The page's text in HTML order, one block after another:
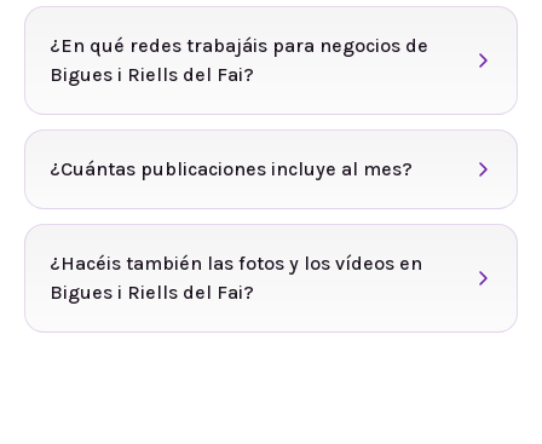
¿En qué redes trabajáis para negocios de
Bigues i Riells del Fai?
¿Cuántas publicaciones incluye al mes?
¿Hacéis también las fotos y los vídeos en
Bigues i Riells del Fai?